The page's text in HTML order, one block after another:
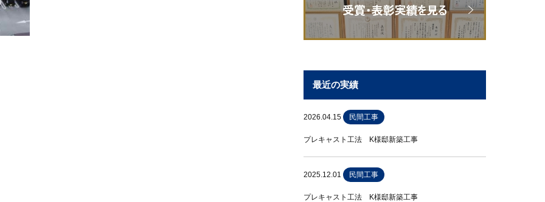
最近の実績
2026.04.15 民間工事
プレキャスト工法 K様邸新築工事
2025.12.01 民間工事
プレキャスト工法 K様邸新築工事